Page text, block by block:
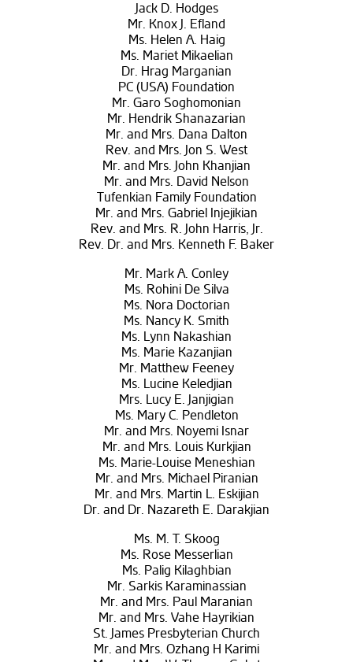
Jack D. Hodges
Mr. Knox J. Efland
Ms. Helen A. Haig
Ms. Mariet Mikaelian
Dr. Hrag Marganian
PC (USA) Foundation
Mr. Garo Soghomonian
Mr. Hendrik Shanazarian
Mr. and Mrs. Dana Dalton
Rev. and Mrs. Jon S. West
Mr. and Mrs. John Khanjian
Mr. and Mrs. David Nelson
Tufenkian Family Foundation
Mr. and Mrs. Gabriel Injejikian
Rev. and Mrs. R. John Harris, Jr.
Rev. Dr. and Mrs. Kenneth F. Baker
Mr. Mark A. Conley
Ms. Rohini De Silva
Ms. Nora Doctorian
Ms. Nancy K. Smith
Ms. Lynn Nakashian
Ms. Marie Kazanjian
Mr. Matthew Feeney
Ms. Lucine Keledjian
Mrs. Lucy E. Janjigian
Ms. Mary C. Pendleton
Mr. and Mrs. Noyemi Isnar
Mr. and Mrs. Louis Kurkjian
Ms. Marie-Louise Meneshian
Mr. and Mrs. Michael Piranian
Mr. and Mrs. Martin L. Eskijian
Dr. and Dr. Nazareth E. Darakjian
Ms. M. T. Skoog
Ms. Rose Messerlian
Ms. Palig Kilaghbian
Mr. Sarkis Karaminassian
Mr. and Mrs. Paul Maranian
Mr. and Mrs. Vahe Hayrikian
St. James Presbyterian Church
Mr. and Mrs. Ozhang H Karimi